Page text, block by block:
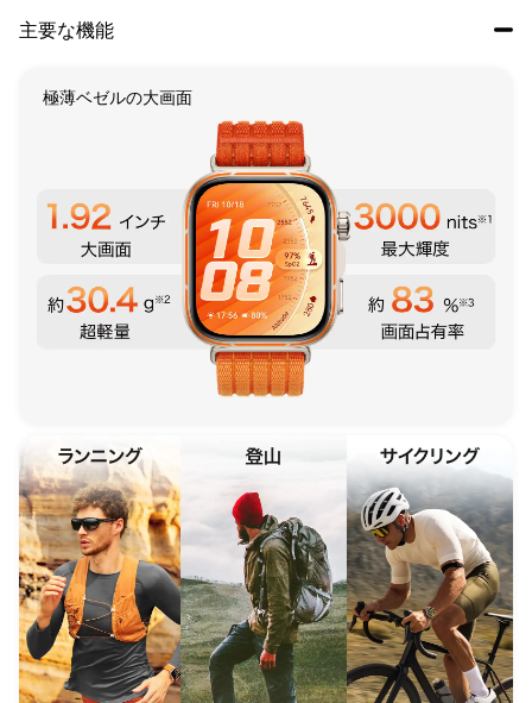
主要な機能
極薄ベゼルの大画面